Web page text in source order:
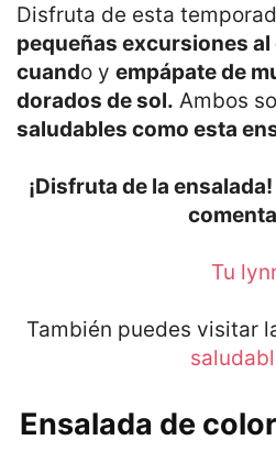
Disfruta de esta
pequeñas excursiones al
cuando y empápate de
dorados de sol. Ambos
saludables como esta
¡Disfruta de la
Tu
También puedes visitar
Ensalada de